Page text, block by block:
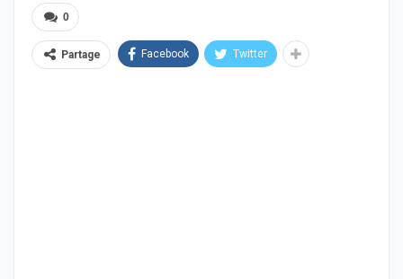
0
Partage Facebook Twitter